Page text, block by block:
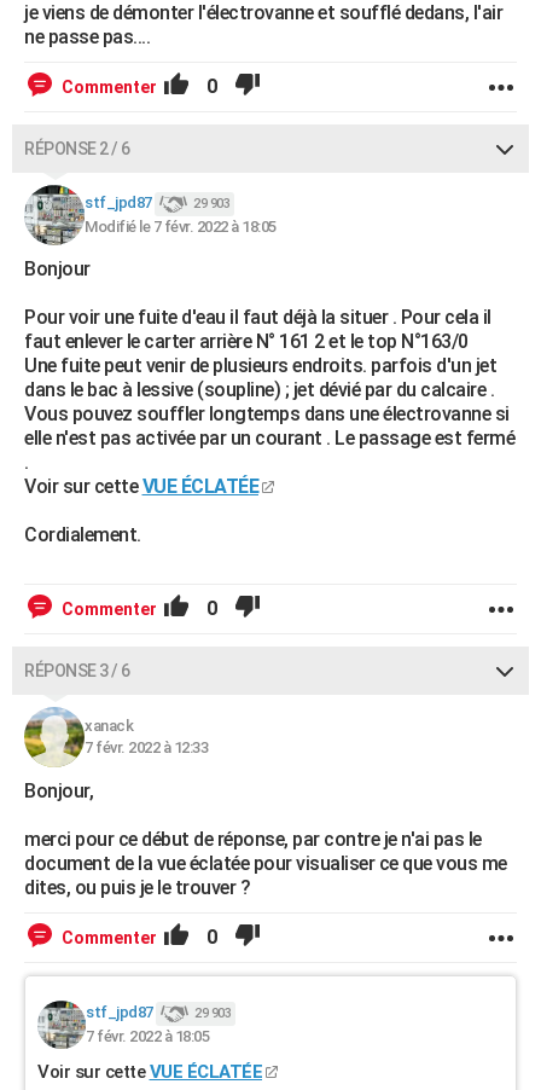
je viens de démonter l'électrovanne et soufflé dedans, l'air
ne passe pas....
Commenter 0
RÉPONSE 2 / 6
stf_jpd87 29 903
Modifié le 7 févr. 2022 à 18:05
Bonjour
Pour voir une fuite d'eau il faut déjà la situer . Pour cela il
faut enlever le carter arrière N° 161 2 et le top N°163/0
Une fuite peut venir de plusieurs endroits. parfois d'un jet
dans le bac à lessive (soupline) ; jet dévié par du calcaire .
Vous pouvez souffler longtemps dans une électrovanne si
elle n'est pas activée par un courant . Le passage est fermé
.
Voir sur cetteVUE ÉCLATÉE
Cordialement.
Commenter 0
RÉPONSE 3 / 6
xanack
7 févr. 2022 à 12:33
Bonjour,
merci pour ce début de réponse, par contre je n'ai pas le
document de la vue éclatée pour visualiser ce que vous me
dites, ou puis je le trouver ?
Commenter 0
stf_jpd87 29 903
7 févr. 2022 à 18:05
Voir sur cetteVUE ÉCLATÉE